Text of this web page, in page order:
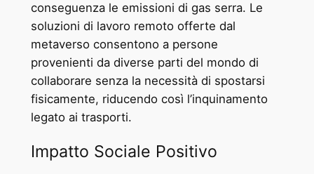
conseguenza le emissioni di gas serra. Le
soluzioni di lavoro remoto offerte dal
metaverso consentono a persone
provenienti da diverse parti del mondo di
collaborare senza la necessità di spostarsi
fisicamente, riducendo così l’inquinamento
legato ai trasporti.
Impatto Sociale Positivo